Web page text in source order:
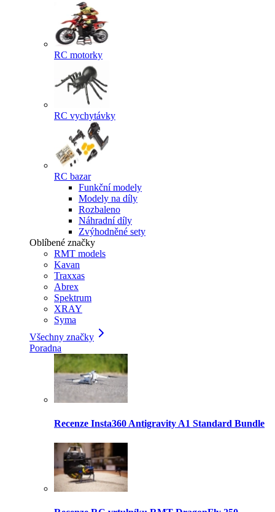
RC motorky
RC vychytávky
RC bazar
Funkční modely
Modely na díly
Rozbaleno
Náhradní díly
Zvýhodněné sety
Oblíbené značky
RMT models
Kavan
Traxxas
Abrex
Spektrum
XRAY
Syma
Všechny značky
Poradna
Recenze Insta360 Antigravity A1 Standard Bundle